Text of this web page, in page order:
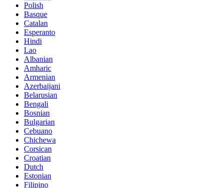
Polish
Basque
Catalan
Esperanto
Hindi
Lao
Albanian
Amharic
Armenian
Azerbaijani
Belarusian
Bengali
Bosnian
Bulgarian
Cebuano
Chichewa
Corsican
Croatian
Dutch
Estonian
Filipino